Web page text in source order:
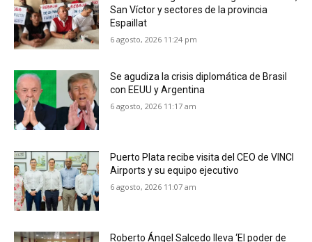
San Víctor y sectores de la provincia
Espaillat
6 agosto, 2026 11:24 pm
Se agudiza la crisis diplomática de Brasil
con EEUU y Argentina
6 agosto, 2026 11:17 am
Puerto Plata recibe visita del CEO de VINCI
Airports y su equipo ejecutivo
6 agosto, 2026 11:07 am
Roberto Ángel Salcedo lleva ‘El poder de